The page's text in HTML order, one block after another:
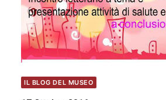
IL BLOG DEL MUSEO